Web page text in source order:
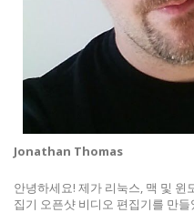
Jonathan Thomas
안녕하세요! 제가 리눅스, 맥 및 윈
집기 오픈샷 비디오 편집기를 만들